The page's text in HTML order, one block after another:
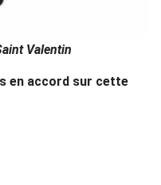
Valentin
en accord sur cette